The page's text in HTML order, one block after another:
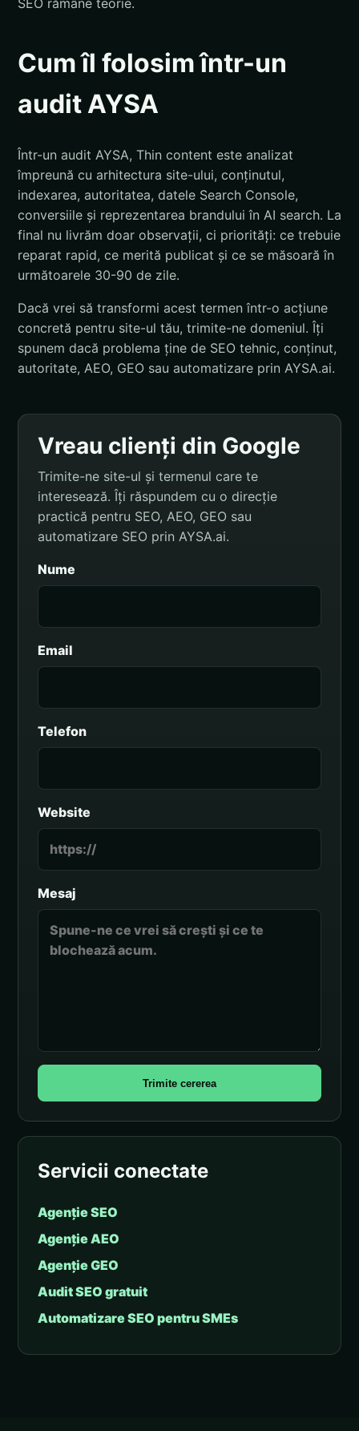
Cum îl folosim într-un
audit AYSA
Într-un audit AYSA, Thin content este analizat
împreună cu arhitectura site-ului, conținutul,
indexarea, autoritatea, datele Search Console,
conversiile și reprezentarea brandului în AI search. La
final nu livrăm doar observații, ci priorități: ce trebuie
reparat rapid, ce merită publicat și ce se măsoară în
următoarele 30-90 de zile.
Dacă vrei să transformi acest termen într-o acțiune
concretă pentru site-ul tău, trimite-ne domeniul. Îți
spunem dacă problema ține de SEO tehnic, conținut,
autoritate, AEO, GEO sau automatizare prin AYSA.ai.
Vreau clienți din Google
Trimite-ne site-ul și termenul care te
interesează. Îți răspundem cu o direcție
practică pentru SEO, AEO, GEO sau
automatizare SEO prin AYSA.ai.
Nume
Email
Telefon
Website
Mesaj
Trimite cererea
Servicii conectate
Agenție SEO
Agenție AEO
Agenție GEO
Audit SEO gratuit
Automatizare SEO pentru SMEs